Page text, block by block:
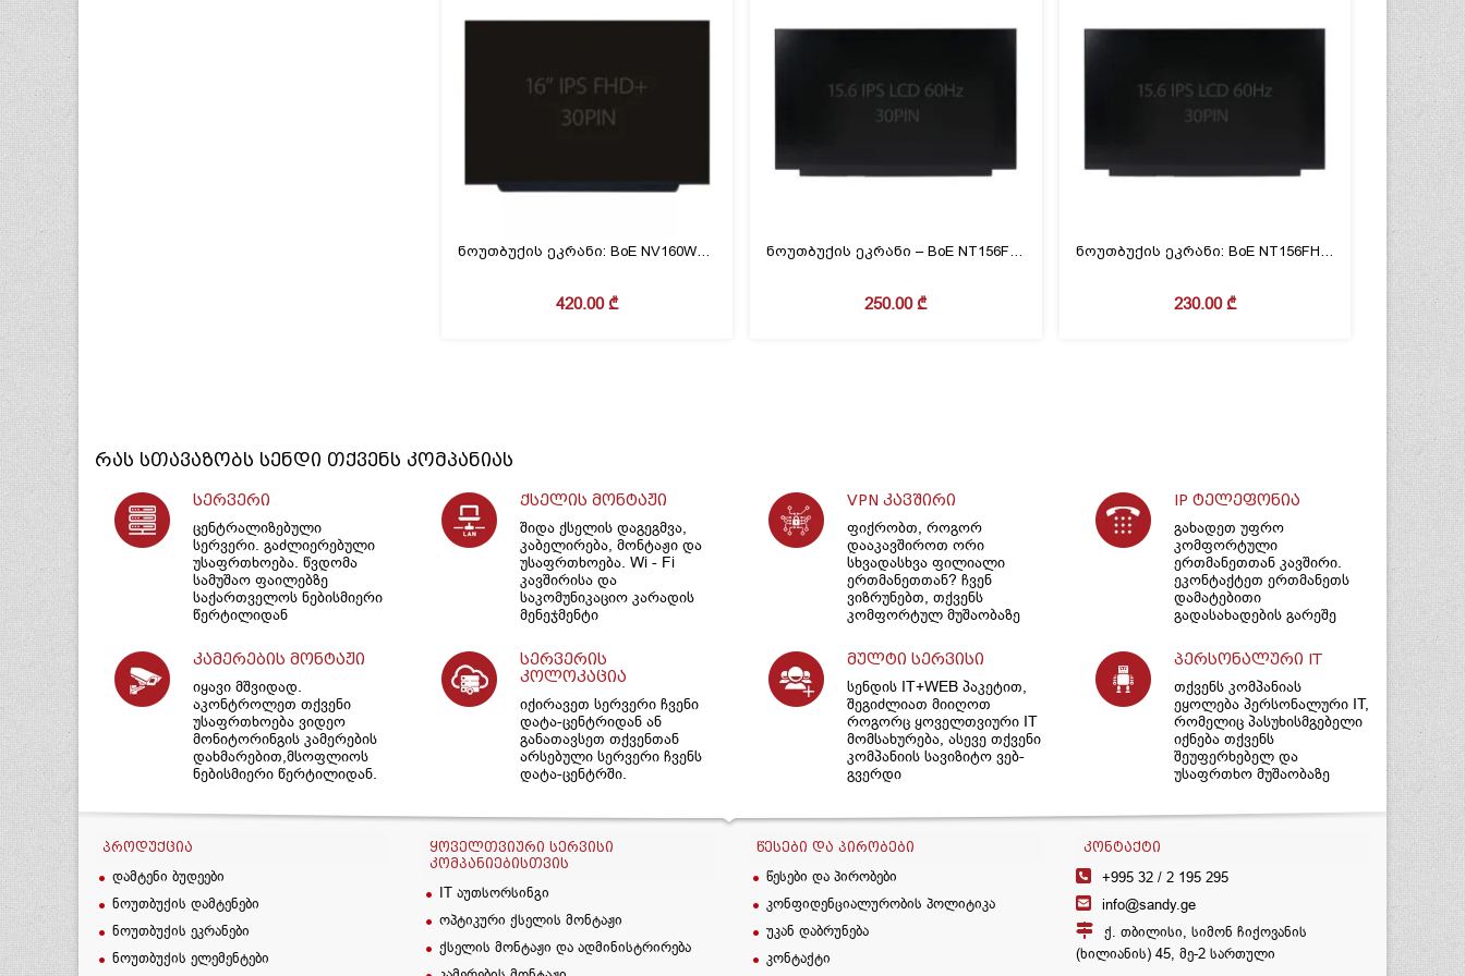
ნოუთბუქის ეკრანი: BoE NV160WUM-NH3 16.0″ FHD+ IPS 30PIN ვიწრო კიდეებით
420.00₾
ნოუთბუქის ეკრანი – BoE NT156FHM-N62 V3.0 15.6″ FHD IPS 60Hz 30PIN
250.00₾
ნოუთბუქის ეკრანი: BoE NT156FHM-N61 15.6″ FHD IPS LCD 30PIN
230.00₾
რას სთავაზობს სენდი თქვენს კომპანიას
სერვერი
ცენტრალიზებული
სერვერი. გაძლიერებული
უსაფრთხოება. წვდომა
სამუშაო ფაილებზე
საქართველოს ნებისმიერი
წერტილიდან
ქსელის მონტაჟი
შიდა ქსელის დაგეგმვა,
კაბელირება, მონტაჟი და
უსაფრთხოება. Wi - Fi
კავშირისა და
საკომუნიკაციო კარადის
მენეჯმენტი
VPN კავშირი
ფიქრობთ, როგორ
დააკავშიროთ ორი
სხვადასხვა ფილიალი
ერთმანეთთან? ჩვენ
ვიზრუნებთ, თქვენს
კომფორტულ მუშაობაზე
IP ტელეფონია
გახადეთ უფრო
კომფორტული
ერთმანეთთან კავშირი.
ეკონტაქტეთ ერთმანეთს
დამატებითი
გადასახადების გარეშე
კამერების მონტაჟი
იყავი მშვიდად.
აკონტროლეთ თქვენი
უსაფრთხოება ვიდეო
მონიტორინგის კამერების
დახმარებით,მსოფლიოს
ნებისმიერი წერტილიდან.
სერვერის
კოლოკაცია
იქირავეთ სერვერი ჩვენი
დატა-ცენტრიდან ან
განათავსეთ თქვენთან
არსებული სერვერი ჩვენს
დატა-ცენტრში.
მულტი სერვისი
სენდის IT+WEB პაკეტით,
შეგიძლიათ მიიღოთ
როგორც ყოველთვიური IT
მომსახურება, ასევე თქვენი
კომპანიის სავიზიტო ვებ-
გვერდი
პერსონალური IT
თქვენს კომპანიას
ეყოლება პერსონალური IT,
რომელიც პასუხისმგებელი
იქნება თქვენს
შეუფერხებელ და
უსაფრთხო მუშაობაზე
ᲞᲠᲝᲓᲣᲥᲪᲘᲐ
დამტენი ბუდეები
ნოუთბუქის დამტენები
ნოუთბუქის ეკრანები
ნოუთბუქის ელემენტები
ᲧᲝᲕᲔᲚᲗᲕᲘᲣᲠᲘ ᲡᲔᲠᲕᲘᲡᲘ
ᲙᲝᲛᲞᲐᲜᲘᲔᲑᲘᲡᲗᲕᲘᲡ
IT აუთსორსინგი
ოპტიკური ქსელის მონტაჟი
ქსელის მონტაჟი და ადმინისტრირება
ᲬᲔᲡᲔᲑᲘ ᲓᲐ ᲞᲘᲠᲝᲑᲔᲑᲘ
წესები და პირობები
კონფიდენციალურობის პოლიტიკა
უკან დაბრუნება
კონტაქტი
ᲙᲝᲜᲢᲐᲥᲢᲘ
+995 32 / 2 195 295
info@sandy.ge
ქ. თბილისი, სიმონ ჩიქოვანის
(ხილიანის) 45, მე-2 სართული